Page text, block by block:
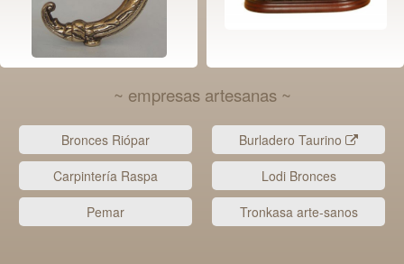
~ empresas artesanas ~
Bronces Riópar
Burladero Taurino
Carpintería Raspa
Lodi Bronces
Pemar
Tronkasa arte-sanos